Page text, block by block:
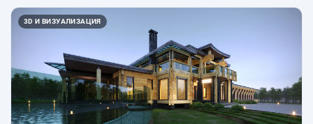
3D И ВИЗУАЛИЗАЦИЯ